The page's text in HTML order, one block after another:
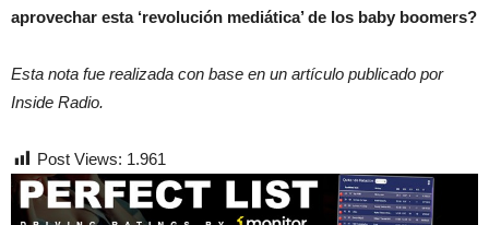
aprovechar esta ‘revolución mediática’ de los baby boomers?
Esta nota fue realizada con base en un artículo publicado por
Inside Radio.
Post Views: 1.961